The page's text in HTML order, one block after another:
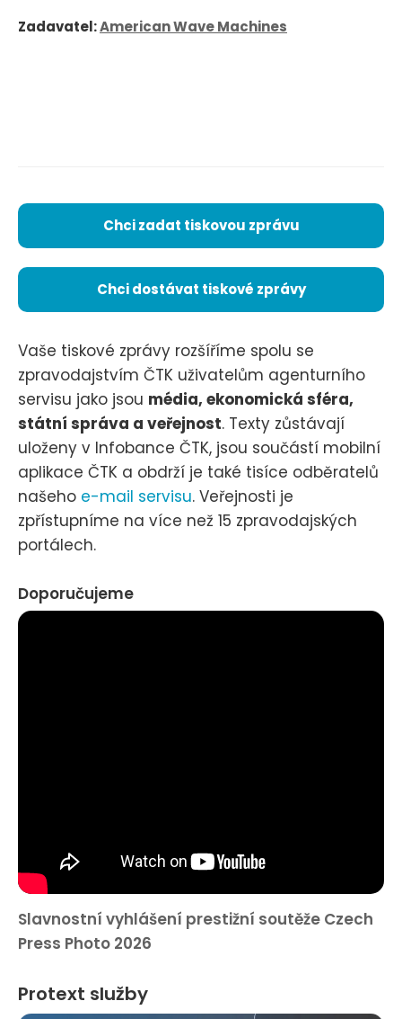
Zadavatel:American Wave Machines
Chci zadat tiskovou zprávu
Chci dostávat tiskové zprávy
Vaše tiskové zprávy rozšíříme spolu se
zpravodajstvím ČTK uživatelům agenturního
servisu jako jsou média, ekonomická sféra,
státní správa a veřejnost. Texty zůstávají
uloženy v Infobance ČTK, jsou součástí mobilní
aplikace ČTK a obdrží je také tisíce odběratelů
našeho e-mail servisu. Veřejnosti je
zpřístupníme na více než 15 zpravodajských
portálech.
Doporučujeme
Slavnostní vyhlášení prestižní soutěže Czech
Press Photo 2026
Protext služby